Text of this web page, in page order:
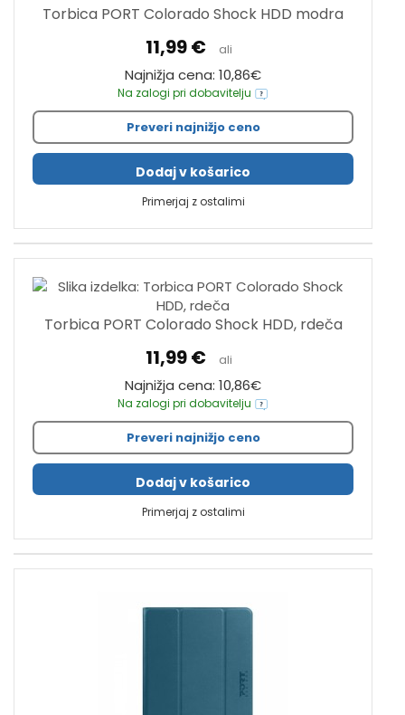
Torbica PORT Colorado Shock HDD modra
11,99 € ali
Najnižja cena: 10,86€
Na zalogi pri dobavitelju
Preveri najnižjo ceno
Dodaj v košarico
Primerjaj z ostalimi
Torbica PORT Colorado Shock HDD, rdeča
11,99 € ali
Najnižja cena: 10,86€
Na zalogi pri dobavitelju
Preveri najnižjo ceno
Dodaj v košarico
Primerjaj z ostalimi